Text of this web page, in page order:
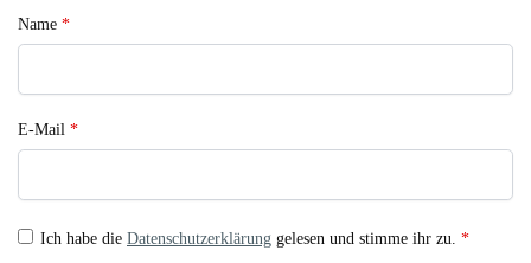
Name *
E-Mail *
Ich habe die Datenschutzerklärung gelesen und stimme ihr zu. *